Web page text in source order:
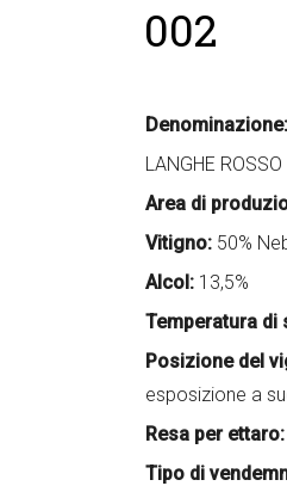
002
Denominazione:
LANGHE ROSSO
Area di
Vitigno: 50%
Alcol: 13,5%
Temperatura di
Posizione del
esposizione a
Resa per ettaro:
Tipo di